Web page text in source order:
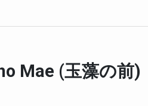
Mae (玉藻の前)